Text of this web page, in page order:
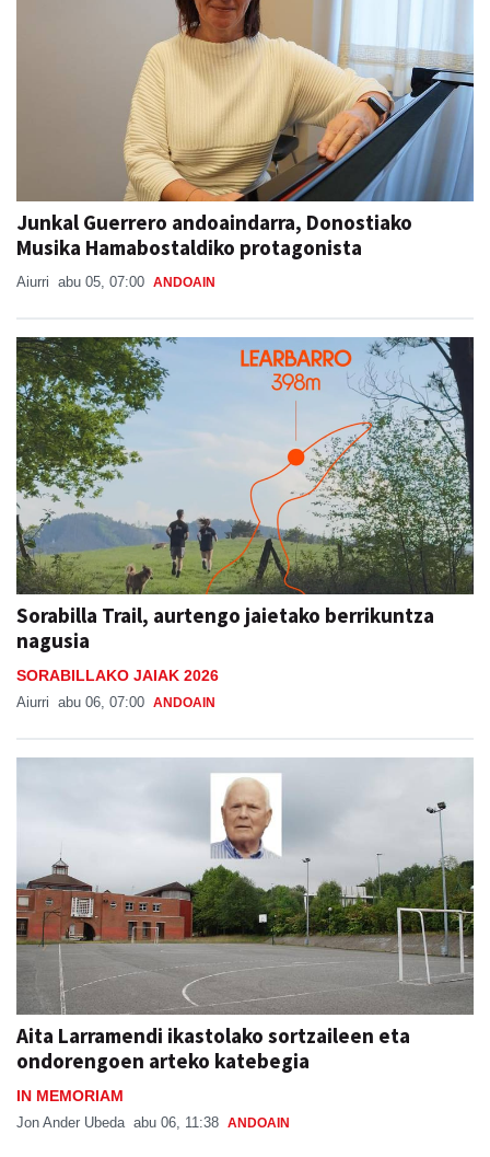
Junkal Guerrero andoaindarra, Donostiako
Musika Hamabostaldiko protagonista
Aiurri abu 05, 07:00 ANDOAIN
Sorabilla Trail, aurtengo jaietako berrikuntza
nagusia
SORABILLAKO JAIAK 2026
Aiurri abu 06, 07:00 ANDOAIN
Aita Larramendi ikastolako sortzaileen eta
ondorengoen arteko katebegia
IN MEMORIAM
Jon Ander Ubeda abu 06, 11:38 ANDOAIN